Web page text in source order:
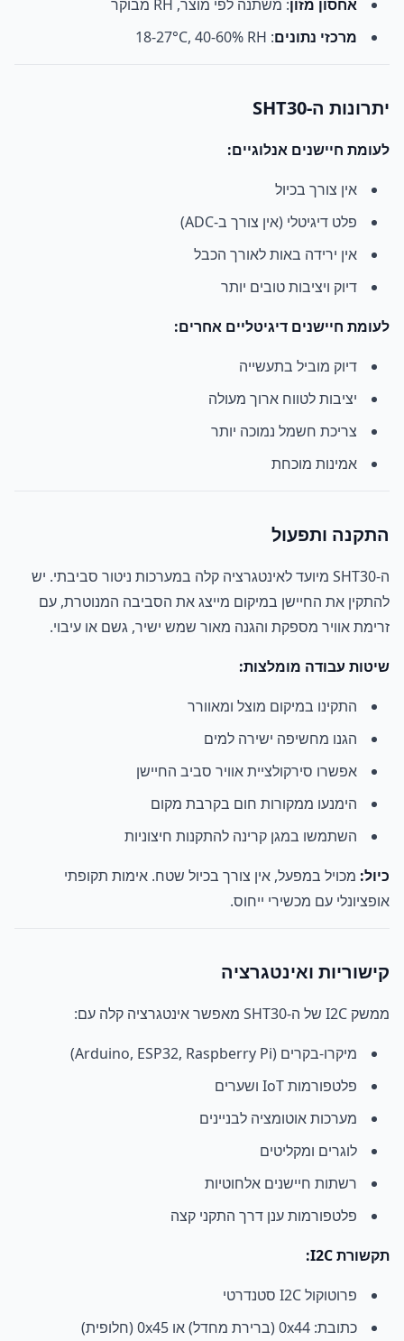
אחסון מזון: משתנה לפי מוצר, RH מבוקר
מרכזי נתונים: 18-27°C, 40-60% RH
יתרונות ה-SHT30
לעומת חיישנים אנלוגיים:
אין צורך בכיול
פלט דיגיטלי (אין צורך ב-ADC)
אין ירידה באות לאורך הכבל
דיוק ויציבות טובים יותר
לעומת חיישנים דיגיטליים אחרים:
דיוק מוביל בתעשייה
יציבות לטווח ארוך מעולה
צריכת חשמל נמוכה יותר
אמינות מוכחת
התקנה ותפעול
ה-SHT30 מיועד לאינטגרציה קלה במערכות ניטור סביבתי. יש
להתקין את החיישן במיקום מייצג את הסביבה המנוטרת, עם
זרימת אוויר מספקת והגנה מאור שמש ישיר, גשם או עיבוי.
שיטות עבודה מומלצות:
התקינו במיקום מוצל ומאוורר
הגנו מחשיפה ישירה למים
אפשרו סירקולציית אוויר סביב החיישן
הימנעו ממקורות חום בקרבת מקום
השתמשו במגן קרינה להתקנות חיצוניות
כיול: מכויל במפעל, אין צורך בכיול שטח. אימות תקופתי
אופציונלי עם מכשירי ייחוס.
קישוריות ואינטגרציה
ממשק I2C של ה-SHT30 מאפשר אינטגרציה קלה עם:
מיקרו-בקרים (Arduino, ESP32, Raspberry Pi)
פלטפורמות IoT ושערים
מערכות אוטומציה לבניינים
לוגרים ומקליטים
רשתות חיישנים אלחוטיות
פלטפורמות ענן דרך התקני קצה
תקשורת I2C:
פרוטוקול I2C סטנדרטי
כתובת: 0x44 (ברירת מחדל) או 0x45 (חלופית)